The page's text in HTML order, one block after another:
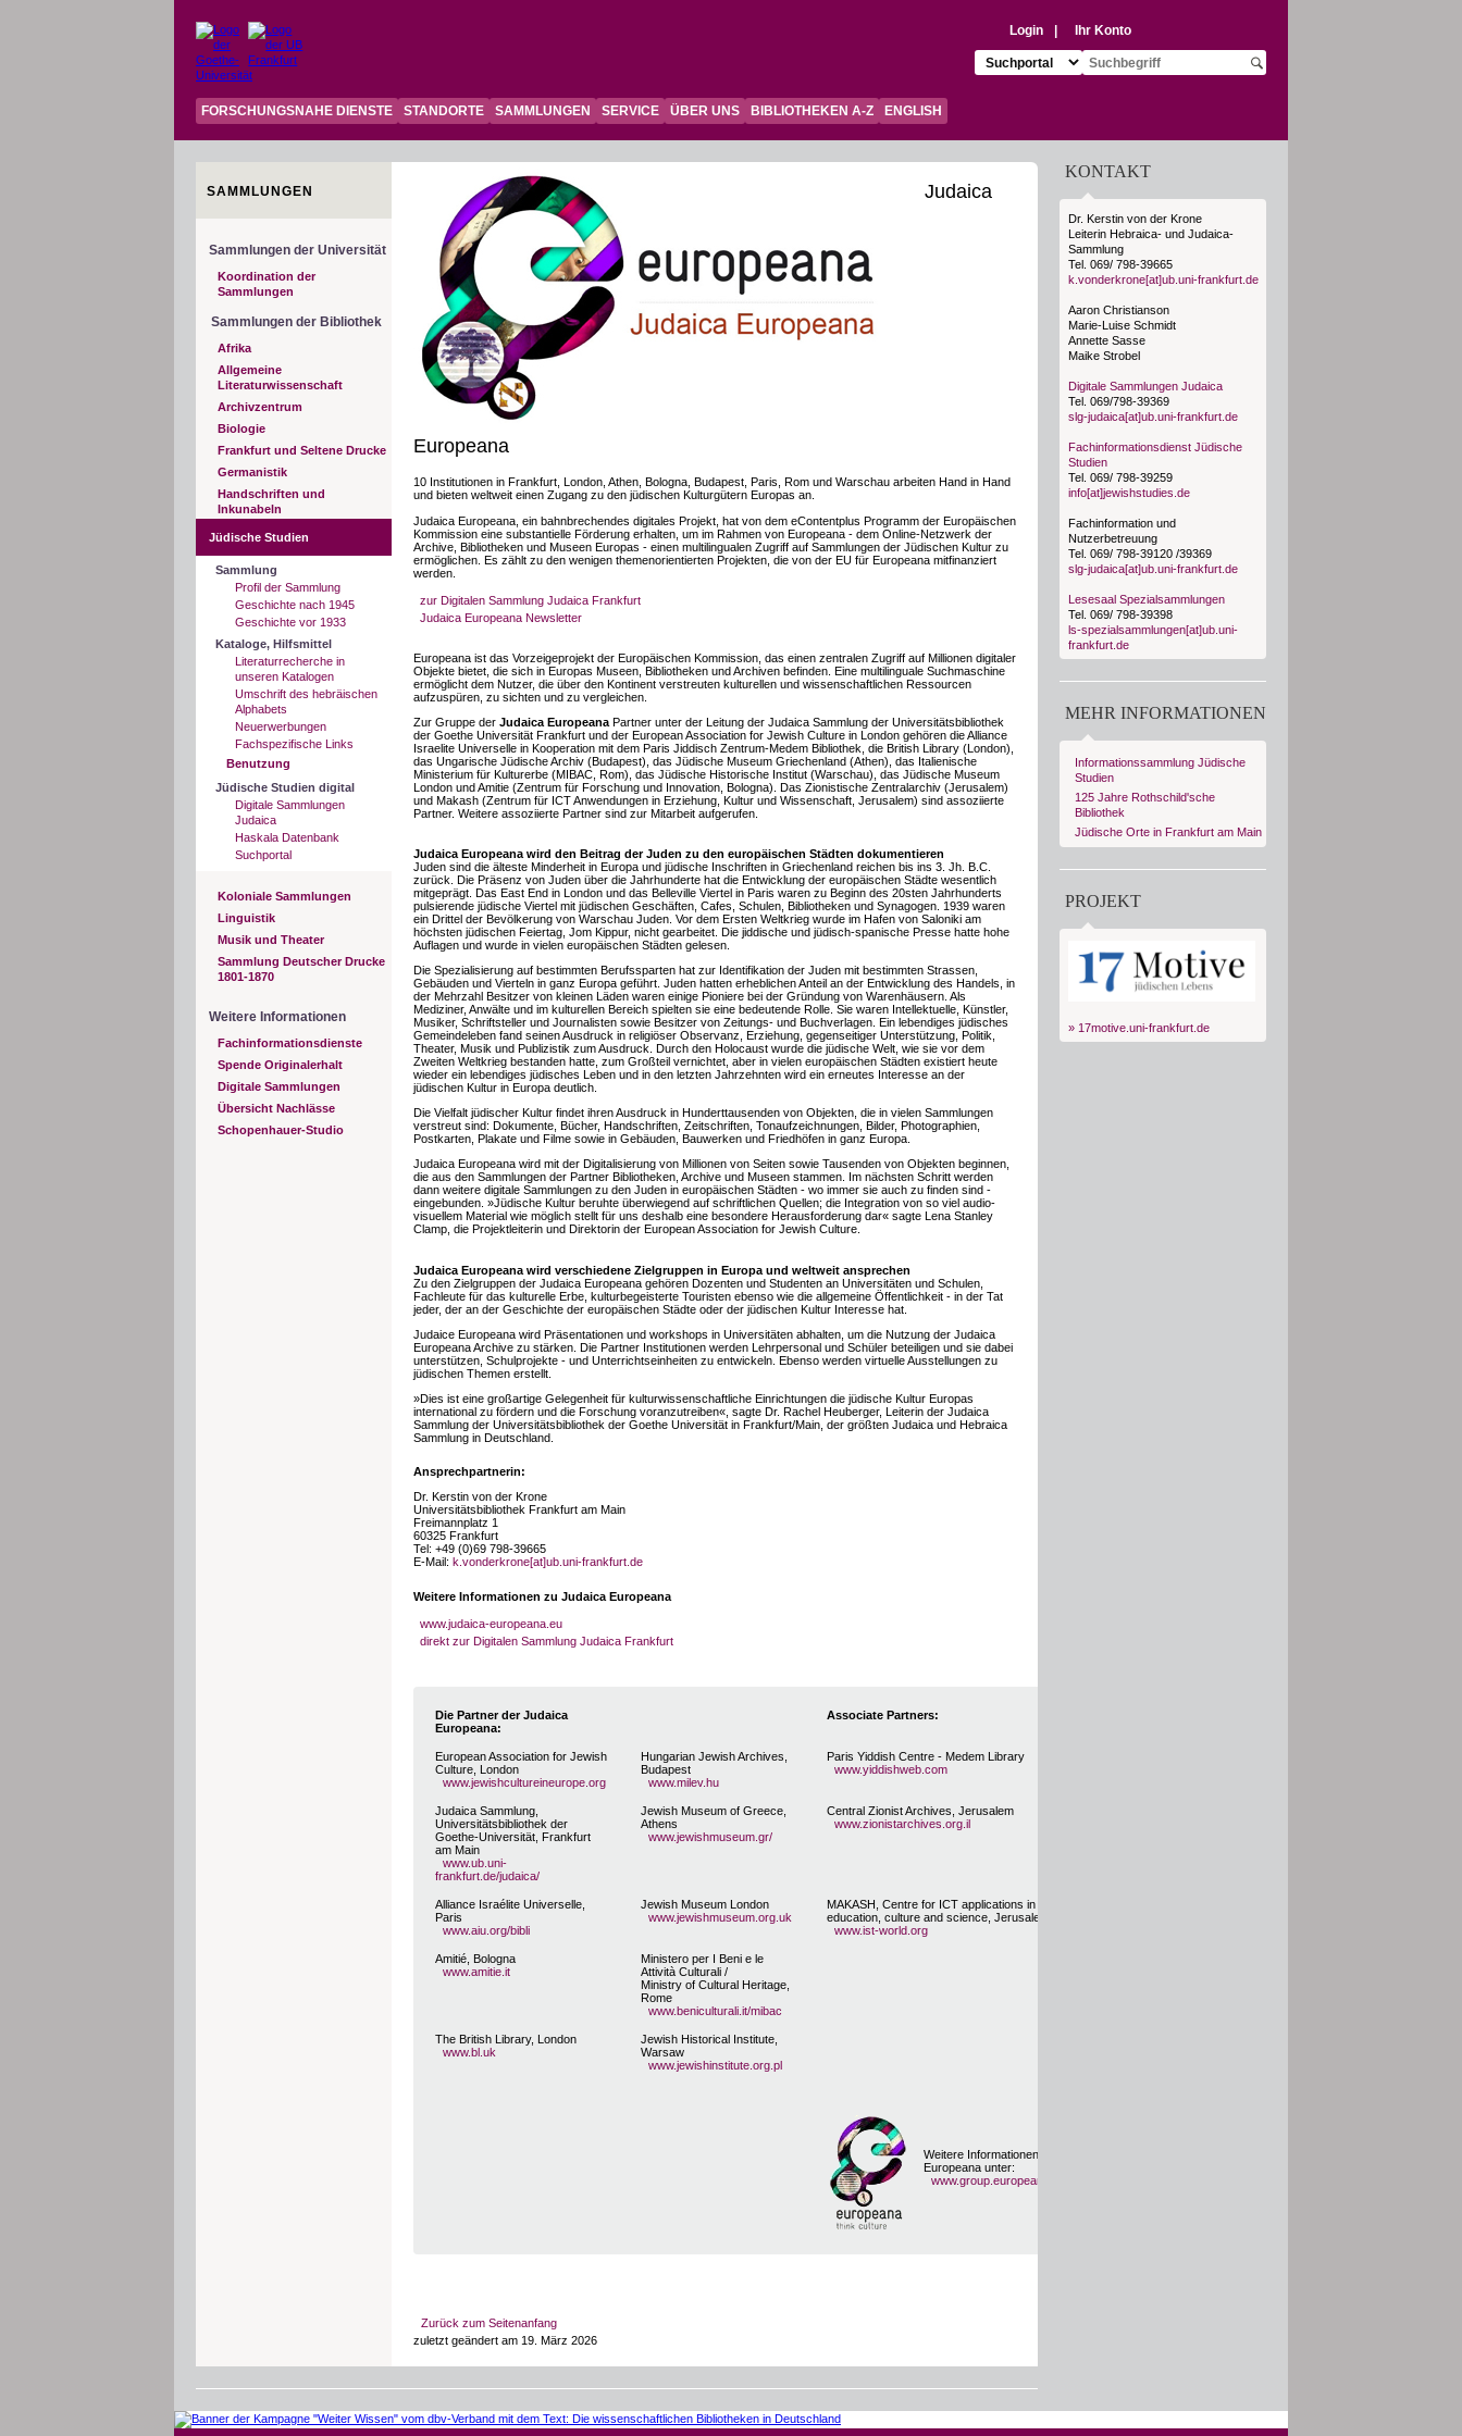
Login
Ihr Konto
Suchziel auswählen:Suchbegriff eingeben:
Suche starten
FORSCHUNGSNAHE DIENSTE STANDORTE SAMMLUNGEN SERVICE ÜBER UNS BIBLIOTHEKEN A-Z ENGLISH
SAMMLUNGEN
Sammlungen der Universität
Koordination der
Sammlungen
Sammlungen der Bibliothek
Afrika
Allgemeine
Literaturwissenschaft
Archivzentrum
Biologie
Frankfurt und Seltene Drucke
Germanistik
Handschriften und
Inkunabeln
Jüdische Studien
Sammlung
Profil der Sammlung
Geschichte nach 1945
Geschichte vor 1933
Kataloge, Hilfsmittel
Literaturrecherche in
unseren Katalogen
Umschrift des hebräischen
Alphabets
Neuerwerbungen
Fachspezifische Links
Benutzung
Jüdische Studien digital
Digitale Sammlungen
Judaica
Haskala Datenbank
Suchportal
Koloniale Sammlungen
Linguistik
Musik und Theater
Sammlung Deutscher Drucke
1801-1870
Weitere Informationen
Fachinformationsdienste
Spende Originalerhalt
Digitale Sammlungen
Übersicht Nachlässe
Schopenhauer-Studio
Judaica
Europeana
10 Institutionen in Frankfurt, London, Athen, Bologna, Budapest, Paris, Rom und Warschau arbeiten Hand in Hand
und bieten weltweit einen Zugang zu den jüdischen Kulturgütern Europas an.
Judaica Europeana, ein bahnbrechendes digitales Projekt, hat von dem eContentplus Programm der Europäischen
Kommission eine substantielle Förderung erhalten, um im Rahmen von Europeana - dem Online-Netzwerk der
Archive, Bibliotheken und Museen Europas - einen multilingualen Zugriff auf Sammlungen der Jüdischen Kultur zu
ermöglichen. Es zählt zu den wenigen themenorientierten Projekten, die von der EU für Europeana mitfinanziert
werden.
zur Digitalen Sammlung Judaica Frankfurt
Judaica Europeana Newsletter
Europeana ist das Vorzeigeprojekt der Europäischen Kommission, das einen zentralen Zugriff auf Millionen digitaler
Objekte bietet, die sich in Europas Museen, Bibliotheken und Archiven befinden. Eine multilinguale Suchmaschine
ermöglicht dem Nutzer, die über den Kontinent verstreuten kulturellen und wissenschaftlichen Ressourcen
aufzuspüren, zu sichten und zu vergleichen.
Zur Gruppe der Judaica Europeana Partner unter der Leitung der Judaica Sammlung der Universitätsbibliothek
der Goethe Universität Frankfurt und der European Association for Jewish Culture in London gehören die Alliance
Israelite Universelle in Kooperation mit dem Paris Jiddisch Zentrum-Medem Bibliothek, die British Library (London),
das Ungarische Jüdische Archiv (Budapest), das Jüdische Museum Griechenland (Athen), das Italienische
Ministerium für Kulturerbe (MIBAC, Rom), das Jüdische Historische Institut (Warschau), das Jüdische Museum
London und Amitie (Zentrum für Forschung und Innovation, Bologna). Das Zionistische Zentralarchiv (Jerusalem)
und Makash (Zentrum für ICT Anwendungen in Erziehung, Kultur und Wissenschaft, Jerusalem) sind assoziierte
Partner. Weitere assoziierte Partner sind zur Mitarbeit aufgerufen.
Judaica Europeana wird den Beitrag der Juden zu den europäischen Städten dokumentieren
Juden sind die älteste Minderheit in Europa und jüdische Inschriften in Griechenland reichen bis ins 3. Jh. B.C.
zurück. Die Präsenz von Juden über die Jahrhunderte hat die Entwicklung der europäischen Städte wesentlich
mitgeprägt. Das East End in London und das Belleville Viertel in Paris waren zu Beginn des 20sten Jahrhunderts
pulsierende jüdische Viertel mit jüdischen Geschäften, Cafes, Schulen, Bibliotheken und Synagogen. 1939 waren
ein Drittel der Bevölkerung von Warschau Juden. Vor dem Ersten Weltkrieg wurde im Hafen von Saloniki am
höchsten jüdischen Feiertag, Jom Kippur, nicht gearbeitet. Die jiddische und jüdisch-spanische Presse hatte hohe
Auflagen und wurde in vielen europäischen Städten gelesen.
Die Spezialisierung auf bestimmten Berufssparten hat zur Identifikation der Juden mit bestimmten Strassen,
Gebäuden und Vierteln in ganz Europa geführt. Juden hatten erheblichen Anteil an der Entwicklung des Handels, in
der Mehrzahl Besitzer von kleinen Läden waren einige Pioniere bei der Gründung von Warenhäusern. Als
Mediziner, Anwälte und im kulturellen Bereich spielten sie eine bedeutende Rolle. Sie waren Intellektuelle, Künstler,
Musiker, Schriftsteller und Journalisten sowie Besitzer von Zeitungs- und Buchverlagen. Ein lebendiges jüdisches
Gemeindeleben fand seinen Ausdruck in religiöser Observanz, Erziehung, gegenseitiger Unterstützung, Politik,
Theater, Musik und Publizistik zum Ausdruck. Durch den Holocaust wurde die jüdische Welt, wie sie vor dem
Zweiten Weltkrieg bestanden hatte, zum Großteil vernichtet, aber in vielen europäischen Städten existiert heute
wieder ein lebendiges jüdisches Leben und in den letzten Jahrzehnten wird ein erneutes Interesse an der
jüdischen Kultur in Europa deutlich.
Die Vielfalt jüdischer Kultur findet ihren Ausdruck in Hunderttausenden von Objekten, die in vielen Sammlungen
verstreut sind: Dokumente, Bücher, Handschriften, Zeitschriften, Tonaufzeichnungen, Bilder, Photographien,
Postkarten, Plakate und Filme sowie in Gebäuden, Bauwerken und Friedhöfen in ganz Europa.
Judaica Europeana wird mit der Digitalisierung von Millionen von Seiten sowie Tausenden von Objekten beginnen,
die aus den Sammlungen der Partner Bibliotheken, Archive und Museen stammen. Im nächsten Schritt werden
dann weitere digitale Sammlungen zu den Juden in europäischen Städten - wo immer sie auch zu finden sind -
eingebunden. »Jüdische Kultur beruhte überwiegend auf schriftlichen Quellen; die Integration von so viel audio-
visuellem Material wie möglich stellt für uns deshalb eine besondere Herausforderung dar« sagte Lena Stanley
Clamp, die Projektleiterin und Direktorin der European Association for Jewish Culture.
Judaica Europeana wird verschiedene Zielgruppen in Europa und weltweit ansprechen
Zu den Zielgruppen der Judaica Europeana gehören Dozenten und Studenten an Universitäten und Schulen,
Fachleute für das kulturelle Erbe, kulturbegeisterte Touristen ebenso wie die allgemeine Öffentlichkeit - in der Tat
jeder, der an der Geschichte der europäischen Städte oder der jüdischen Kultur Interesse hat.
Judaice Europeana wird Präsentationen und workshops in Universitäten abhalten, um die Nutzung der Judaica
Europeana Archive zu stärken. Die Partner Institutionen werden Lehrpersonal und Schüler beteiligen und sie dabei
unterstützen, Schulprojekte - und Unterrichtseinheiten zu entwickeln. Ebenso werden virtuelle Ausstellungen zu
jüdischen Themen erstellt.
»Dies ist eine großartige Gelegenheit für kulturwissenschaftliche Einrichtungen die jüdische Kultur Europas
international zu fördern und die Forschung voranzutreiben«, sagte Dr. Rachel Heuberger, Leiterin der Judaica
Sammlung der Universitätsbibliothek der Goethe Universität in Frankfurt/Main, der größten Judaica und Hebraica
Sammlung in Deutschland.
Ansprechpartnerin:
Dr. Kerstin von der Krone
Universitätsbibliothek Frankfurt am Main
Freimannplatz 1
60325 Frankfurt
Tel: +49 (0)69 798-39665
E-Mail: k.vonderkrone[at]ub.uni-frankfurt.de
Weitere Informationen zu Judaica Europeana
www.judaica-europeana.eu
direkt zur Digitalen Sammlung Judaica Frankfurt
Die Partner der Judaica
Europeana:
Associate Partners:
European Association for Jewish
Culture, London
www.jewishcultureineurope.org
Hungarian Jewish Archives,
Budapest
www.milev.hu
Paris Yiddish Centre - Medem Library
www.yiddishweb.com
Judaica Sammlung,
Universitätsbibliothek der
Goethe-Universität, Frankfurt
am Main
www.ub.uni-
frankfurt.de/judaica/
Jewish Museum of Greece,
Athens
www.jewishmuseum.gr/
Central Zionist Archives, Jerusalem
www.zionistarchives.org.il
Alliance Israélite Universelle,
Paris
www.aiu.org/bibli
Jewish Museum London
www.jewishmuseum.org.uk
MAKASH, Centre for ICT applications in
education, culture and science, Jerusalem
www.ist-world.org
Amitié, Bologna
www.amitie.it
Ministero per I Beni e le
Attività Culturali /
Ministry of Cultural Heritage,
Rome
www.beniculturali.it/mibac
The British Library, London
www.bl.uk
Jewish Historical Institute,
Warsaw
www.jewishinstitute.org.pl
Weitere Informationen zur
Europeana unter:
www.group.europeana.eu
Zurück zum Seitenanfang
zuletzt geändert am 19. März 2026
KONTAKT
Dr. Kerstin von der Krone
Leiterin Hebraica- und Judaica-
Sammlung
Tel. 069/ 798-39665
k.vonderkrone[at]ub.uni-frankfurt.de
Aaron Christianson
Marie-Luise Schmidt
Annette Sasse
Maike Strobel
Digitale Sammlungen Judaica
Tel. 069/798-39369
slg-judaica[at]ub.uni-frankfurt.de
Fachinformationsdienst Jüdische
Studien
Tel. 069/ 798-39259
info[at]jewishstudies.de
Fachinformation und
Nutzerbetreuung
Tel. 069/ 798-39120 /39369
slg-judaica[at]ub.uni-frankfurt.de
Lesesaal Spezialsammlungen
Tel. 069/ 798-39398
ls-spezialsammlungen[at]ub.uni-
frankfurt.de
MEHR INFORMATIONEN
Informationssammlung Jüdische
Studien
125 Jahre Rothschild'sche
Bibliothek
Jüdische Orte in Frankfurt am Main
PROJEKT
» 17motive.uni-frankfurt.de